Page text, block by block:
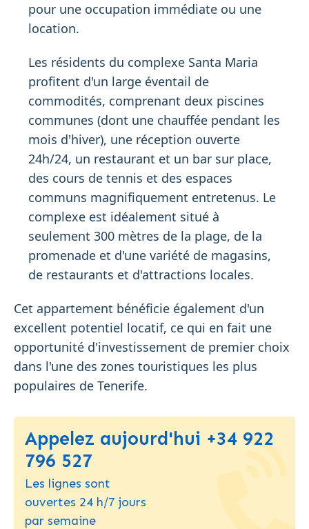
pour une occupation immédiate ou une
location.
Les résidents du complexe Santa Maria
profitent d'un large éventail de
commodités, comprenant deux piscines
communes (dont une chauffée pendant les
mois d'hiver), une réception ouverte
24h/24, un restaurant et un bar sur place,
des cours de tennis et des espaces
communs magnifiquement entretenus. Le
complexe est idéalement situé à
seulement 300 mètres de la plage, de la
promenade et d'une variété de magasins,
de restaurants et d'attractions locales.
Cet appartement bénéficie également d'un
excellent potentiel locatif, ce qui en fait une
opportunité d'investissement de premier choix
dans l'une des zones touristiques les plus
populaires de Tenerife.
Appelez aujourd'hui +34 922
796 527
Les lignes sont
ouvertes 24 h/7 jours
par semaine